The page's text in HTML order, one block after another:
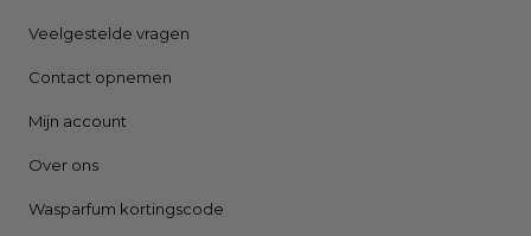
Veelgestelde vragen
Contact opnemen
Mijn account
Over ons
Wasparfum kortingscode